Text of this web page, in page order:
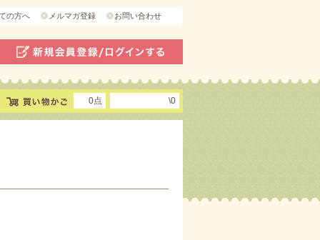
の方へ メルマガ登録 お問い合わせ
0点 \0